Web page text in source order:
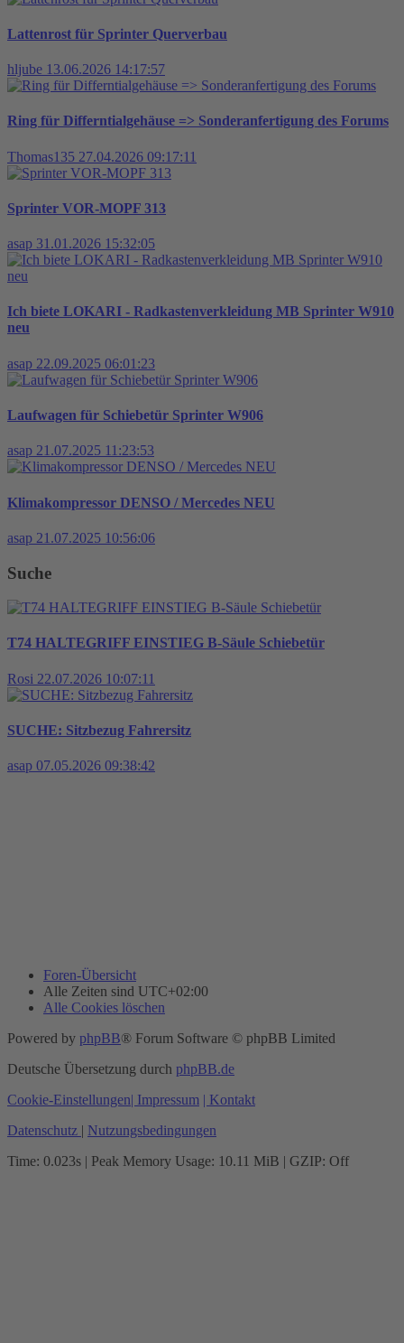
Lattenrost für Sprinter Querverbau
hljube 13.06.2026 14:17:57
Ring für Differntialgehäuse => Sonderanfertigung des Forums
Thomas135 27.04.2026 09:17:11
Sprinter VOR-MOPF 313
asap 31.01.2026 15:32:05
Ich biete LOKARI - Radkastenverkleidung MB Sprinter W910
neu
asap 22.09.2025 06:01:23
Laufwagen für Schiebetür Sprinter W906
asap 21.07.2025 11:23:53
Klimakompressor DENSO / Mercedes NEU
asap 21.07.2025 10:56:06
Suche
T74 HALTEGRIFF EINSTIEG B-Säule Schiebetür
Rosi 22.07.2026 10:07:11
SUCHE: Sitzbezug Fahrersitz
asap 07.05.2026 09:38:42
Foren-Übersicht
Alle Zeiten sind UTC+02:00
Alle Cookies löschen
Powered by phpBB® Forum Software © phpBB Limited
Deutsche Übersetzung durch phpBB.de
Cookie-Einstellungen| Impressum | Kontakt
Datenschutz | Nutzungsbedingungen
Time: 0.023s | Peak Memory Usage: 10.11 MiB | GZIP: Off